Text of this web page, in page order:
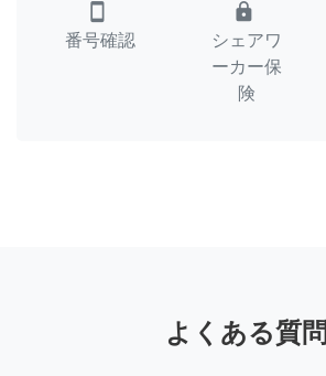
smartphone
番号確認
lock
シェアワ
ーカー保
険
よくある質問